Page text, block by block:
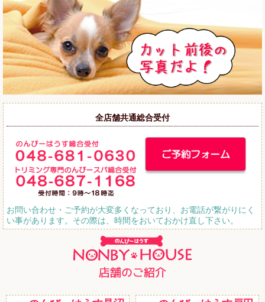
全店舗共通総合受付
お問い合わせ・ご予約が大変多くなっており、お電話が繋がりにく
い事があります。その際は、時間をおいておかけ直し下さい。